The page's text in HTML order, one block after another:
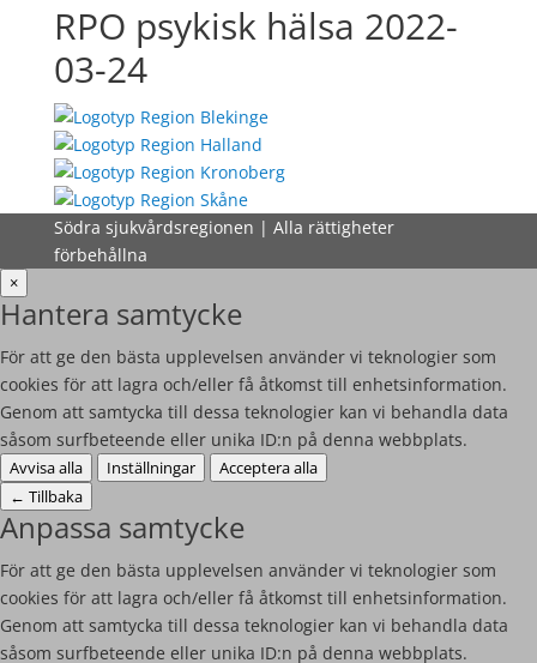
RPO psykisk hälsa 2022-
03-24
Södra sjukvårdsregionen | Alla rättigheter
förbehållna
×
Hantera samtycke
För att ge den bästa upplevelsen använder vi teknologier som
cookies för att lagra och/eller få åtkomst till enhetsinformation.
Genom att samtycka till dessa teknologier kan vi behandla data
såsom surfbeteende eller unika ID:n på denna webbplats.
Avvisa alla Inställningar
Acceptera alla
← Tillbaka
Anpassa samtycke
För att ge den bästa upplevelsen använder vi teknologier som
cookies för att lagra och/eller få åtkomst till enhetsinformation.
Genom att samtycka till dessa teknologier kan vi behandla data
såsom surfbeteende eller unika ID:n på denna webbplats.